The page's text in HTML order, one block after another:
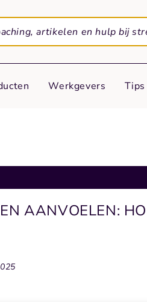
Werkgevers
AANVOELEN: